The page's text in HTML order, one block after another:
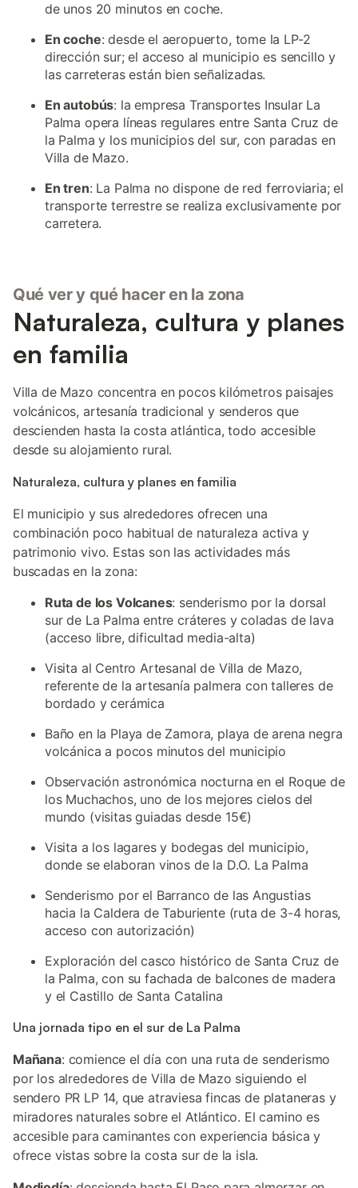
de unos 20 minutos en coche.
En coche: desde el aeropuerto, tome la LP-2
dirección sur; el acceso al municipio es sencillo y
las carreteras están bien señalizadas.
En autobús: la empresa Transportes Insular La
Palma opera líneas regulares entre Santa Cruz de
la Palma y los municipios del sur, con paradas en
Villa de Mazo.
En tren: La Palma no dispone de red ferroviaria; el
transporte terrestre se realiza exclusivamente por
carretera.
Qué ver y qué hacer en la zona
Naturaleza, cultura y planes
en familia
Villa de Mazo concentra en pocos kilómetros paisajes
volcánicos, artesanía tradicional y senderos que
descienden hasta la costa atlántica, todo accesible
desde su alojamiento rural.
Naturaleza, cultura y planes en familia
El municipio y sus alrededores ofrecen una
combinación poco habitual de naturaleza activa y
patrimonio vivo. Estas son las actividades más
buscadas en la zona:
Ruta de los Volcanes: senderismo por la dorsal
sur de La Palma entre cráteres y coladas de lava
(acceso libre, dificultad media-alta)
Visita al Centro Artesanal de Villa de Mazo,
referente de la artesanía palmera con talleres de
bordado y cerámica
Baño en la Playa de Zamora, playa de arena negra
volcánica a pocos minutos del municipio
Observación astronómica nocturna en el Roque de
los Muchachos, uno de los mejores cielos del
mundo (visitas guiadas desde 15€)
Visita a los lagares y bodegas del municipio,
donde se elaboran vinos de la D.O. La Palma
Senderismo por el Barranco de las Angustias
hacia la Caldera de Taburiente (ruta de 3-4 horas,
acceso con autorización)
Exploración del casco histórico de Santa Cruz de
la Palma, con su fachada de balcones de madera
y el Castillo de Santa Catalina
Una jornada tipo en el sur de La Palma
Mañana: comience el día con una ruta de senderismo
por los alrededores de Villa de Mazo siguiendo el
sendero PR LP 14, que atraviesa fincas de plataneras y
miradores naturales sobre el Atlántico. El camino es
accesible para caminantes con experiencia básica y
ofrece vistas sobre la costa sur de la isla.